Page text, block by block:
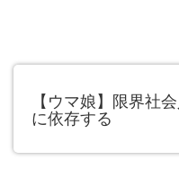
【ウマ娘】限界社
に依存する